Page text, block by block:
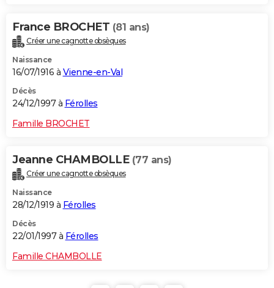
France BROCHET (81 ans)
Créer une cagnotte obsèques
Naissance
16/07/1916 à Vienne-en-Val
Décès
24/12/1997 à Férolles
Famille BROCHET
Jeanne CHAMBOLLE (77 ans)
Créer une cagnotte obsèques
Naissance
28/12/1919 à Férolles
Décès
22/01/1997 à Férolles
Famille CHAMBOLLE